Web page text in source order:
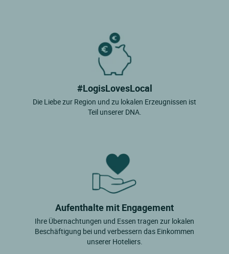
#LogisLovesLocal
Die Liebe zur Region und zu lokalen Erzeugnissen ist
Teil unserer DNA.
Aufenthalte mit Engagement
Ihre Übernachtungen und Essen tragen zur lokalen
Beschäftigung bei und verbessern das Einkommen
unserer Hoteliers.